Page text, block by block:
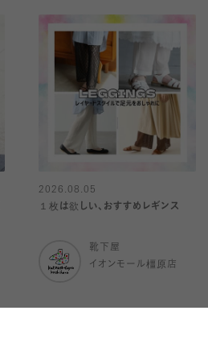
2026.08.05
１枚は欲しい、おすすめレギンス
靴下屋
イオンモール橿原店